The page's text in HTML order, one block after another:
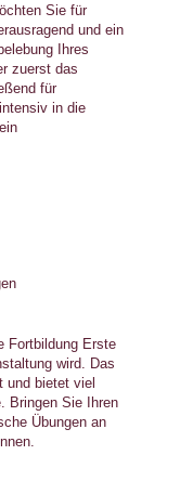
Sie für
und ein
Ihres
zuerst das
für
in die
Fortbildung Erste
wird. Das
und bietet viel
Bringen Sie Ihren
Übungen an